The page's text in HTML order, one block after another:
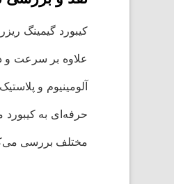
علاوه بر سرعت و
مختلف بررسی